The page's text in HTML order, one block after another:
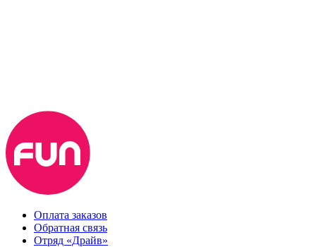
Оплата заказов
Обратная связь
Отряд «Драйв»